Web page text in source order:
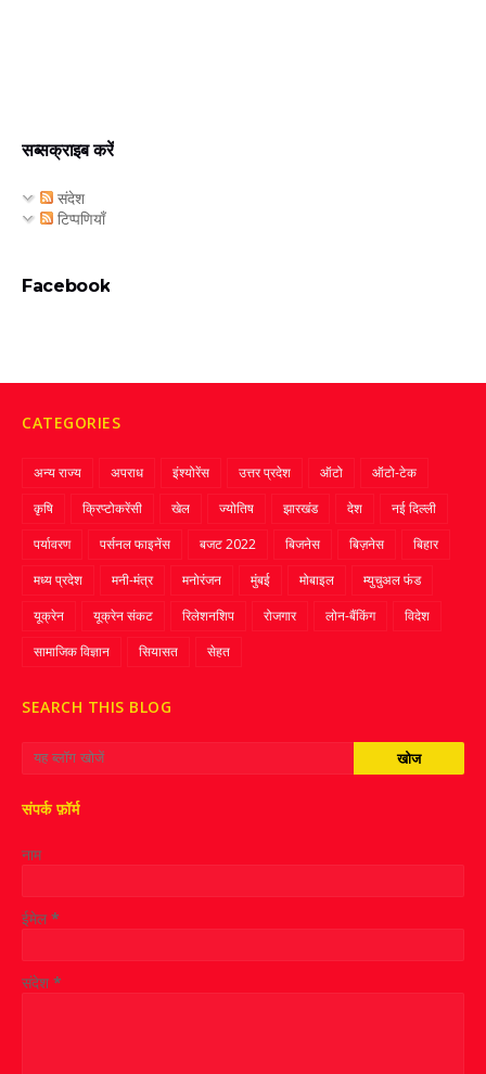
सब्सक्राइब करें
संदेश
टिप्पणियाँ
Facebook
CATEGORIES
अन्य राज्य अपराध इंश्योरेंस उत्तर प्रदेश ऑटो
ऑटो-टेक
कृषि
क्रिप्‍टोकरेंसी खेल ज्‍योतिष झारखंड देश
नई दिल्ली
पर्यावरण
पर्सनल फाइनेंस बजट 2022 बिजनेस बिज़नेस
बिहार
मध्य प्रदेश
मनी-मंत्र मनोरंजन मुंबई मोबाइल
म्‍युचुअल फंड
यूक्रेन
यूक्रेन संकट रिलेशनशिप रोजगार लोन-बैंकिंग
विदेश
सामाजिक विज्ञान
सियासत सेहत
SEARCH THIS BLOG
संपर्क फ़ॉर्म
नाम
ईमेल*
संदेश *